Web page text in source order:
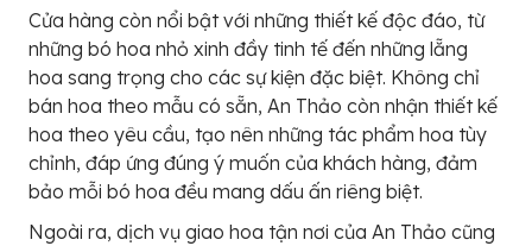
Cửa hàng còn nổi bật với những thiết kế độc đáo, từ
những bó hoa nhỏ xinh đầy tinh tế đến những lẵng
hoa sang trọng cho các sự kiện đặc biệt. Không chỉ
bán hoa theo mẫu có sẵn, An Thảo còn nhận thiết kế
hoa theo yêu cầu, tạo nên những tác phẩm hoa tùy
chỉnh, đáp ứng đúng ý muốn của khách hàng, đảm
bảo mỗi bó hoa đều mang dấu ấn riêng biệt.
Ngoài ra, dịch vụ giao hoa tận nơi của An Thảo cũng